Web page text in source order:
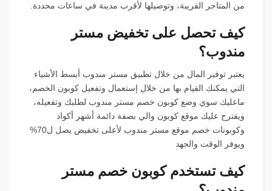
من المتاجر القريبة، وتوصيلها لأقرب مدينة في ساعات محددة.
كيف تحصل على تخفيض مستر
مندوب؟
يعتبر توفير المال من خلال تطبيق مستر مندوب أبسط الأشياء
التي يمكنك القيام بها من خلال إستعمال وتفعيل كوبون الخصم،
ماعليك سوي وضع كوبون خصم مستر مندوب لطلبك وتفعيله،
ويقترح عليك موقع كوبون والي بصفة دائمة أشهر أكواد
وكوبونات خصم موقع مستر مندوب لأعلى تخفيض يصل ل70%
ويوفر الوقت والجهد
كيف تستخدم كوبون خصم مستر